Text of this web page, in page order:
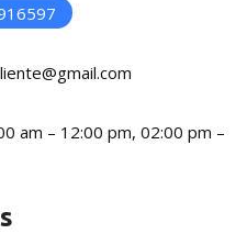
am – 12:00 pm, 02:00 pm –